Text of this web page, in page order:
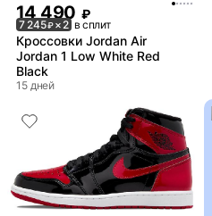
14 490 ₽
7 245₽× 2 в сплит
Кроссовки Jordan Air
Jordan 1 Low White Red
Black
15 дней